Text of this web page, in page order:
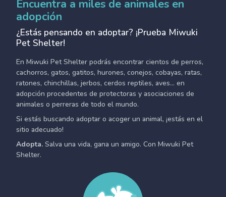
Encuentra a miles de animales en
adopción
¿Estás pensando en adoptar? ¡Prueba Miwuki
Pet Shelter!
En Miwuki Pet Shelter podrás encontrar cientos de perros,
cachorros, gatos, gatitos, hurones, conejos, cobayas, ratas,
ratones, chinchillas, jerbos, cerdos reptiles, aves... en
adopción procedentes de protectoras y asociaciones de
animales o perreras de todo el mundo.
Si estás buscando adoptar o acoger un animal, ¡estás en el
sitio adecuado!
Adopta. Salva una vida, gana un amigo. Con Miwuki Pet
Shelter.